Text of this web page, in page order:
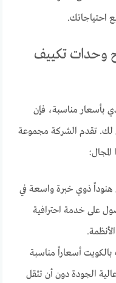
احتياجاتك.
تكييف
بأسعار مناسبة، فإن
لك. تقدم الشركة مجموعة
المجال:
ذوي خبرة واسعة في
على خدمة احترافية
أسعاراً مناسبة
الجودة دون أن تثقل